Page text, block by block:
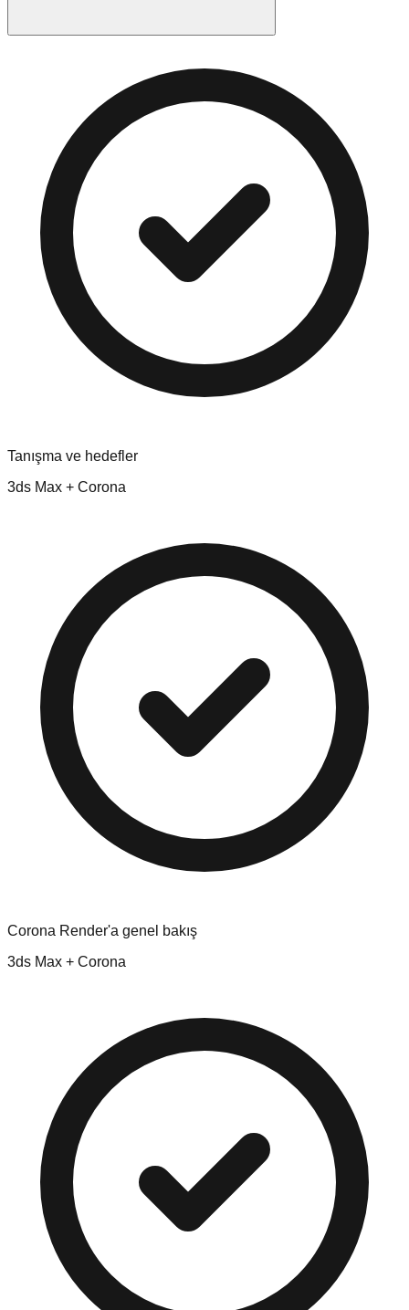
Tanışma ve hedefler
3ds Max + Corona
Corona Render'a genel bakış
3ds Max + Corona